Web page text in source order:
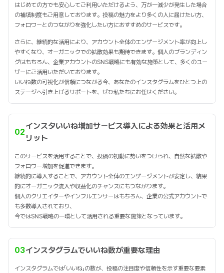
はじめての方でも安心してご利用いただけるよう、万が一減少が発生した場合
の補填制度もご用意しております。投稿の魅力をより多くの人に届けたい方、
フォロワーとのつながりを強化したい方におすすめのサービスです。
さらに、継続的な活用により、アカウント全体のエンゲージメント率が向上し
やすくなり、オーガニックでの拡散効果も期待できます。個人のブランディン
グはもちろん、企業アカウントのSNS戦略にも有効な施策として、多くのユー
ザーにご活用いただいております。
いいね数の可視化が信頼につながる今、あなたのインスタグラムをひとつ上の
ステージへ引き上げるサポートを、ぜひ私たちにお任せください。
02
インスタいいね増加サービス導入による効果と活用メ
リット
このサービスを活用することで、投稿の初動に勢いをつけられ、自然な拡散や
フォロワー増加を促進できます。
継続的に導入することで、アカウント全体のエンゲージメントが安定し、結果
的にオーガニック流入や収益化のチャンスにもつながります。
個人のクリエイターやインフルエンサーはもちろん、企業の公式アカウントで
も多数導入されており、
今ではSNS戦略の一環として活用される重要な施策となっています。
03インスタグラムでいいね数が重要な理由
インスタグラムでは「いいね」の数が、投稿の注目度や信頼性を示す重要な要素